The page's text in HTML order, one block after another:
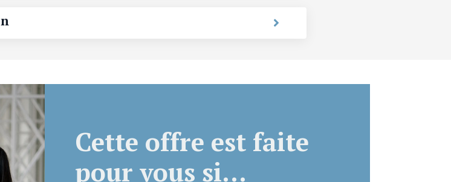
Cette offre est faite
pour vous si...